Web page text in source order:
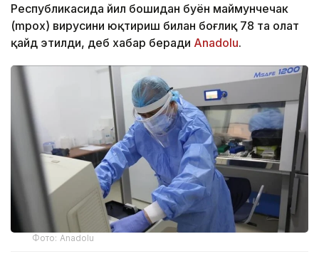
Республикасида йил бошидан буён маймунчечак
(mpox) вирусини юқтириш билан боғлиқ 78 та ҳолат
қайд этилди, деб хабар беради Anadolu.
Фото: Anadolu